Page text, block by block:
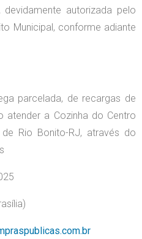
autorizada pelo
Municipal, conforme adiante
parcelada, de recargas de
atender a Cozinha do Centro
Rio Bonito-RJ, através do